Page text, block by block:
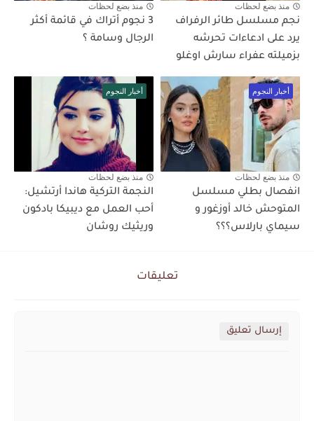
منذ بضع لحظات
نجم مسلسل طائر الرفراف
يرد على ادعاءات تحرشه
بزميلته عفراء سارش اوغلو
منذ بضع لحظات
3 نجوم أتراك في قائمة أكثر
الرجال وسامة ؟
أخبار النجوم
منذ بضع لحظات
انفصال بطلي مسلسل
المتوحش خالد أوزغور و
سيماي بارلاس؟؟؟
أخبار النجوم
منذ بضع لحظات
النجمة التركية هاندا أرتشيل:
أحب العمل مع ديبيكا بادكون
وريثيك روشان
تعليقات
إرسال تعليق